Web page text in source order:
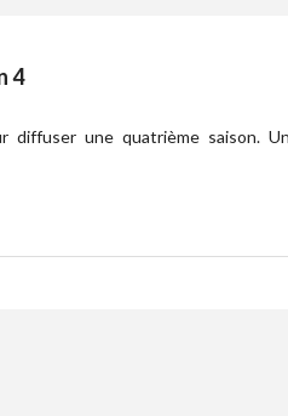
4
une quatrième saison.